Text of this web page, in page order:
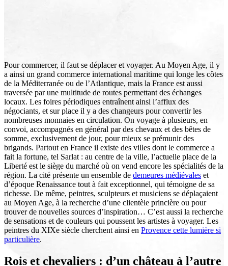
Pour commercer, il faut se déplacer et voyager. Au Moyen Age, il y
a ainsi un grand commerce international maritime qui longe les côtes
de la Méditerranée ou de l’Atlantique, mais la France est aussi
traversée par une multitude de routes permettant des échanges
locaux. Les foires périodiques entraînent ainsi l’afflux des
négociants, et sur place il y a des changeurs pour convertir les
nombreuses monnaies en circulation. On voyage à plusieurs, en
convoi, accompagnés en général par des chevaux et des bêtes de
somme, exclusivement de jour, pour mieux se prémunir des
brigands. Partout en France il existe des villes dont le commerce a
fait la fortune, tel Sarlat : au centre de la ville, l’actuelle place de la
Liberté est le siège du marché où on vend encore les spécialités de la
région. La cité présente un ensemble de demeures médiévales et
d’époque Renaissance tout à fait exceptionnel, qui témoigne de sa
richesse. De même, peintres, sculpteurs et musiciens se déplaçaient
au Moyen Age, à la recherche d’une clientèle princière ou pour
trouver de nouvelles sources d’inspiration… C’est aussi la recherche
de sensations et de couleurs qui poussent les artistes à voyager. Les
peintres du XIXe siècle cherchent ainsi en Provence cette lumière si
particulière.
Rois et chevaliers : d’un château à l’autre